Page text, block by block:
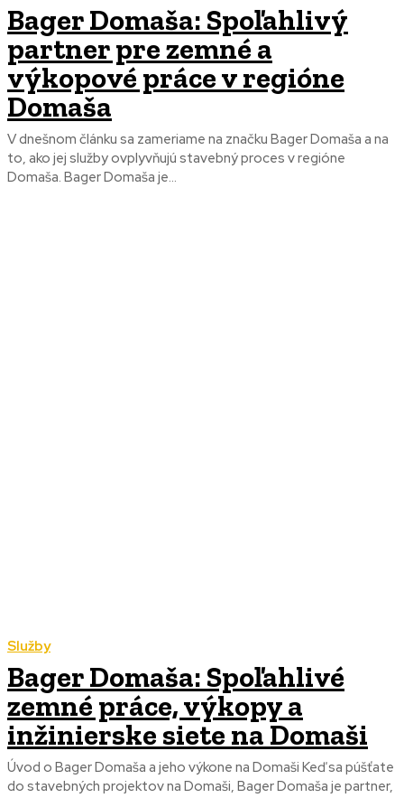
Bager Domaša: Spoľahlivý
partner pre zemné a
výkopové práce v regióne
Domaša
V dnešnom článku sa zameriame na značku Bager Domaša a na
to, ako jej služby ovplyvňujú stavebný proces v regióne
Domaša. Bager Domaša je...
Služby
Bager Domaša: Spoľahlivé
zemné práce, výkopy a
inžinierske siete na Domaši
Úvod o Bager Domaša a jeho výkone na Domaši Keď sa púšťate
do stavebných projektov na Domaši, Bager Domaša je partner,